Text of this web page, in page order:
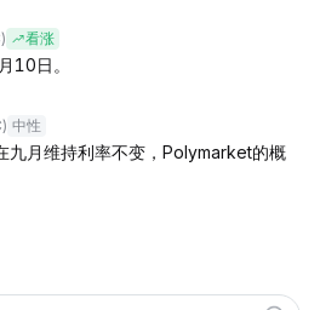
看涨
10日。
中性
九月维持利率不变，Polymarket的概